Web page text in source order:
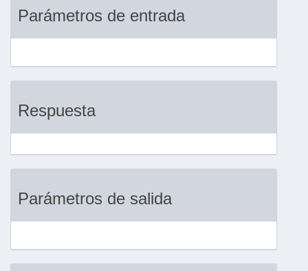
Parámetros de entrada
Respuesta
Parámetros de salida